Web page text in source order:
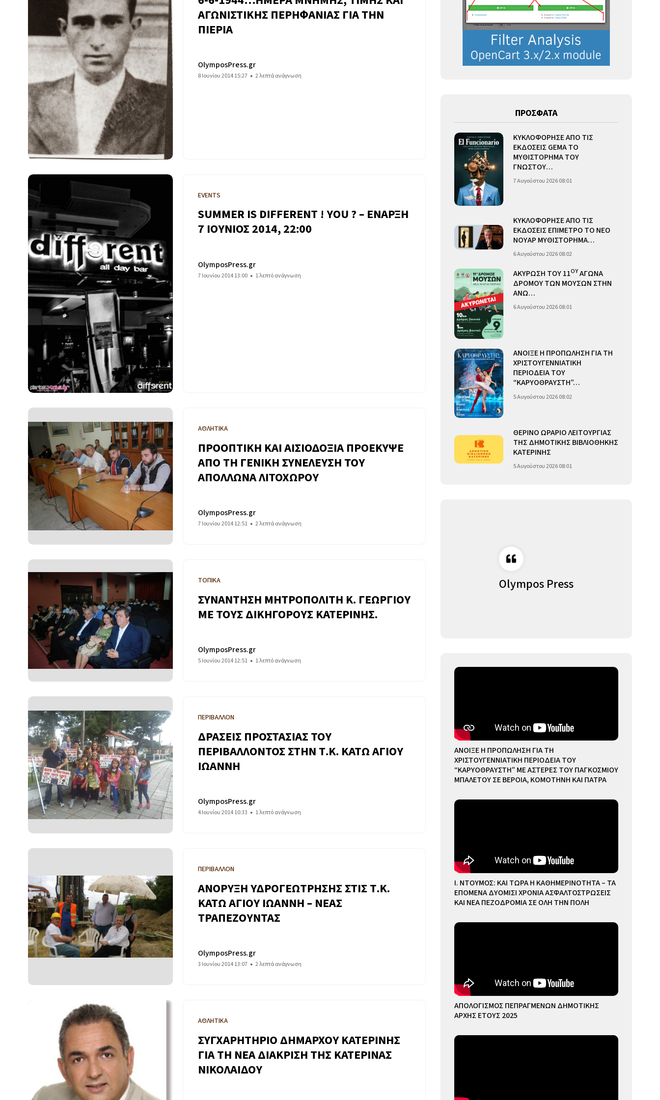
ΑΓΩΝΙΣΤΙΚΗΣ ΠΕΡΗΦΑΝΙΑΣ ΓΙΑ ΤΗΝ
ΠΙΕΡΙΑ
OlymposPress.gr
8 Ιουνίου 2014 15:27 2 λεπτά ανάγνωση
EVENTS
SUMMER IS DIFFERENT ! YOU ? – ΕΝΑΡΞΗ
7 ΙΟΥΝΙΟΣ 2014, 22:00
OlymposPress.gr
7 Ιουνίου 2014 13:00 1 λεπτό ανάγνωση
ΑΘΛΗΤΙΚΑ
ΠΡΟΟΠΤΙΚΗ ΚΑΙ ΑΙΣΙΟΔΟΞΙΑ ΠΡΟΕΚΥΨΕ
ΑΠΟ ΤΗ ΓΕΝΙΚΗ ΣΥΝΕΛΕΥΣΗ ΤΟΥ
ΑΠΟΛΛΩΝΑ ΛΙΤΟΧΩΡΟΥ
OlymposPress.gr
7 Ιουνίου 2014 12:51 2 λεπτά ανάγνωση
ΤΟΠΙΚΑ
ΣΥΝΑΝΤΗΣΗ ΜΗΤΡΟΠΟΛΙΤΗ Κ. ΓΕΩΡΓΙΟΥ
ΜΕ ΤΟΥΣ ΔΙΚΗΓΟΡΟΥΣ ΚΑΤΕΡΙΝΗΣ.
OlymposPress.gr
5 Ιουνίου 2014 12:51 1 λεπτό ανάγνωση
ΠΕΡΙΒΑΛΛΟΝ
ΔΡΑΣΕΙΣ ΠΡΟΣΤΑΣΙΑΣ ΤΟΥ
ΠΕΡΙΒΑΛΛΟΝΤΟΣ ΣΤΗΝ Τ.Κ. ΚΑΤΩ ΑΓΙΟΥ
ΙΩΑΝΝΗ
OlymposPress.gr
4 Ιουνίου 2014 10:33 1 λεπτό ανάγνωση
ΠΕΡΙΒΑΛΛΟΝ
ΑΝΟΡΥΞΗ ΥΔΡΟΓΕΩΤΡΗΣΗΣ ΣΤΙΣ Τ.Κ.
ΚΑΤΩ ΑΓΙΟΥ ΙΩΑΝΝΗ – ΝΕΑΣ
ΤΡΑΠΕΖΟΥΝΤΑΣ
OlymposPress.gr
3 Ιουνίου 2014 13:07 2 λεπτά ανάγνωση
ΑΘΛΗΤΙΚΑ
ΣΥΓΧΑΡΗΤΗΡΙΟ ΔΗΜΑΡΧΟΥ ΚΑΤΕΡΙΝΗΣ
ΓΙΑ ΤΗ ΝΕΑ ΔΙΑΚΡΙΣΗ ΤΗΣ ΚΑΤΕΡΙΝΑΣ
ΝΙΚΟΛΑΙΔΟΥ
ΠΡΟΣΦΑΤΑ
ΚΥΚΛΟΦΟΡΗΣΕ ΑΠΟ ΤΙΣ
ΕΚΔΟΣΕΙΣ GEMA ΤΟ
ΜΥΘΙΣΤΟΡΗΜΑ ΤΟΥ
ΓΝΩΣΤΟΥ…
7 Αυγούστου 2026 08:01
ΚΥΚΛΟΦΟΡΗΣΕ ΑΠΟ ΤΙΣ
ΕΚΔΟΣΕΙΣ ΕΠΙΜΕΤΡΟ ΤΟ ΝΕΟ
ΝΟΥΑΡ ΜΥΘΙΣΤΟΡΗΜΑ…
6 Αυγούστου 2026 08:02
ΑΚΥΡΩΣΗ ΤΟΥ 11ΟΥΑΓΩΝΑ
ΔΡΟΜΟΥ ΤΩΝ ΜΟΥΣΩΝ ΣΤΗΝ
ΑΝΩ…
6 Αυγούστου 2026 08:01
ΑΝΟΙΞΕ Η ΠΡΟΠΩΛΗΣΗ ΓΙΑ ΤΗ
ΧΡΙΣΤΟΥΓΕΝΝΙΑΤΙΚΗ
ΠΕΡΙΟΔΕΙΑ ΤΟΥ
“ΚΑΡΥΟΘΡΑΥΣΤΗ”…
5 Αυγούστου 2026 08:02
ΘΕΡΙΝΟ ΩΡΑΡΙΟ ΛΕΙΤΟΥΡΓΙΑΣ
ΤΗΣ ΔΗΜΟΤΙΚΗΣ ΒΙΒΛΙΟΘΗΚΗΣ
ΚΑΤΕΡΙΝΗΣ
5 Αυγούστου 2026 08:01
Olympos Press
ΑΝΟΙΞΕ Η ΠΡΟΠΩΛΗΣΗ ΓΙΑ ΤΗ
ΧΡΙΣΤΟΥΓΕΝΝΙΑΤΙΚΗ ΠΕΡΙΟΔΕΙΑ ΤΟΥ
“ΚΑΡΥΟΘΡΑΥΣΤΗ” ΜΕ ΑΣΤΕΡΕΣ ΤΟΥ ΠΑΓΚΟΣΜΙΟΥ
ΜΠΑΛΕΤΟΥ ΣΕ ΒΕΡΟΙΑ, ΚΟΜΟΤΗΝΗ ΚΑΙ ΠΑΤΡΑ
Ι. ΝΤΟΥΜΟΣ: ΚΑΙ ΤΩΡΑ Η ΚΑΘΗΜΕΡΙΝΟΤΗΤΑ – ΤΑ
ΕΠΟΜΕΝΑ ΔΥΟΜΙΣΙ ΧΡΟΝΙΑ ΑΣΦΑΛΤΟΣΤΡΩΣΕΙΣ
ΚΑΙ ΝΕΑ ΠΕΖΟΔΡΟΜΙΑ ΣΕ ΟΛΗ ΤΗΝ ΠΟΛΗ
ΑΠΟΛΟΓΙΣΜΟΣ ΠΕΠΡΑΓΜΕΝΩΝ ΔΗΜΟΤΙΚΗΣ
ΑΡΧΗΣ ΕΤΟΥΣ 2025